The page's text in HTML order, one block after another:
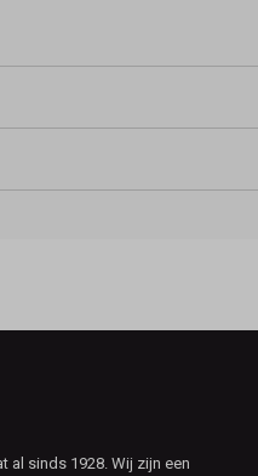
al sinds 1928. Wij zijn een